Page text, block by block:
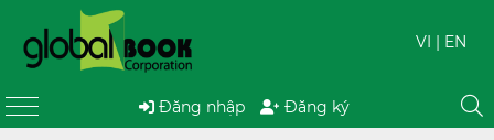
VI | EN
Đăng nhập Đăng ký